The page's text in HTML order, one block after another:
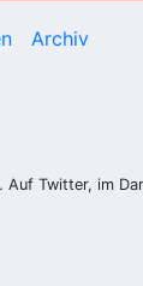
Archiv
Twitter,